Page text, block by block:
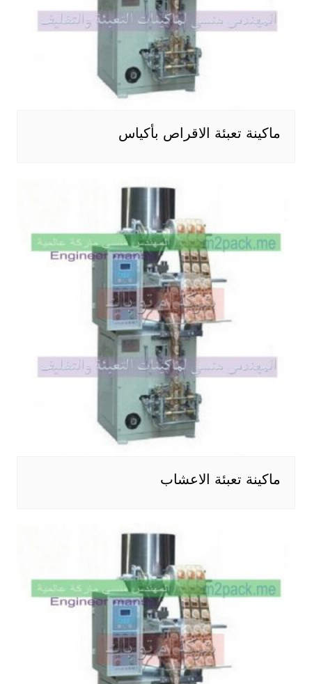
ماكينة تعبئة الاقراص بأكياس
ماكينة تعبئة الاعشاب